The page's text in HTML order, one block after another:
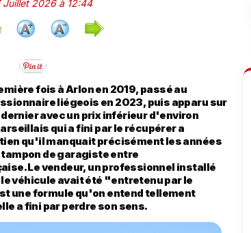
Juillet 2026 à 12:44
fois à Arlon en 2019, passé au
liégeois en 2023, puis apparu sur
avec un prix inférieur d'environ
qui a fini par le récupérer a
qu'il manquait précisément les années
de garagiste entre
Le vendeur, un professionnel installé
véhicule avait été "entretenu par le
une formule qu'on entend tellement
a fini par perdre son sens.